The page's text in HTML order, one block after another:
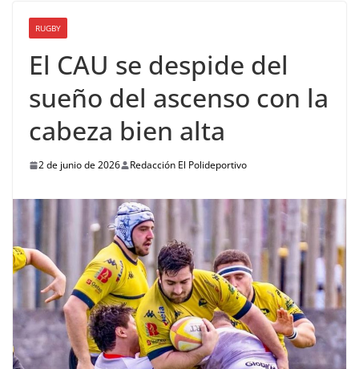
RUGBY
El CAU se despide del
sueño del ascenso con la
cabeza bien alta
2 de junio de 2026 Redacción El Polideportivo